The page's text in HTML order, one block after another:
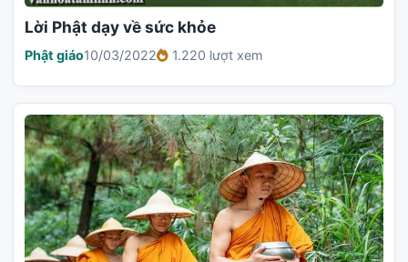
Lời Phật dạy về sức khỏe
Phật giáo10/03/2022 1.220 lượt xem